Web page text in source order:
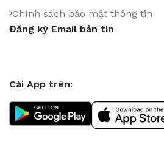
Chính sách bảo mật thông tin
Đăng ký Email bản tin
Cài App trên: